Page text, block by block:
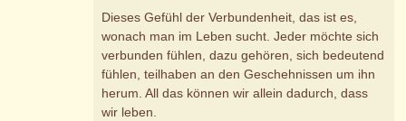
Dieses Gefühl der Verbundenheit, das ist es,
wonach man im Leben sucht. Jeder möchte sich
verbunden fühlen, dazu gehören, sich bedeutend
fühlen, teilhaben an den Geschehnissen um ihn
herum. All das können wir allein dadurch, dass
wir leben.